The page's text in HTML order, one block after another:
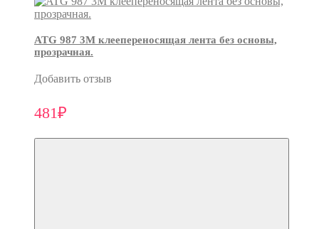
ATG 987 3М клеепереносящая лента без основы,
прозрачная.
Добавить отзыв
481₽